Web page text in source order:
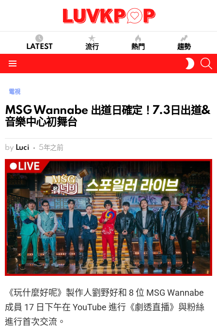
LATEST 流行 熱門 趨勢
SKIN
電視
MSG Wannabe 出道日確定！7.3日出道&
音樂中心初舞台
by Luci 5年之前
《玩什麼好呢》製作人劉野好和 8 位 MSG Wannabe
成員 17 日下午在 YouTube 進行《劇透直播》與粉絲
進行首次交流。